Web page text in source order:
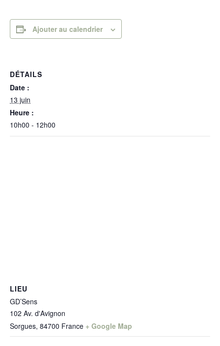
Ajouter au calendrier
DÉTAILS
Date :
13 juin
Heure :
10h00 - 12h00
LIEU
GD’Sens
102 Av. d'Avignon
Sorgues, 84700 France + Google Map